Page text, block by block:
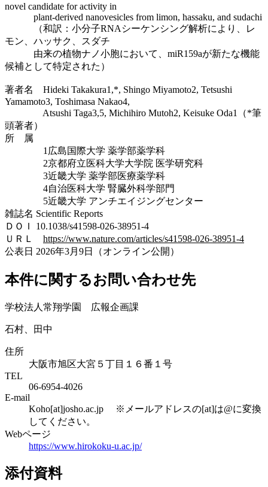
novel candidate for activity in
plant-derived nanovesicles from limon, hassaku, and sudachi
（和訳：小分子RNAシーケンシング解析により、レ
モン、ハッサク、スダチ
由来の植物ナノ小胞において、miR159aが新たな機能
候補として特定された）
著者名 Hideki Takakura1,*, Shingo Miyamoto2, Tetsushi
Yamamoto3, Toshimasa Nakao4,
Atsushi Taga3,5, Michihiro Mutoh2, Keisuke Oda1（*筆
頭著者）
所 属
1広島国際大学 薬学部薬学科
2京都府立医科大学大学院 医学研究科
3近畿大学 薬学部医療薬学科
4自治医科大学 腎臓外科学部門
5近畿大学 アンチエイジングセンター
雑誌名 Scientific Reports
ＤＯＩ 10.1038/s41598-026-38951-4
ＵＲＬ https://www.nature.com/articles/s41598-026-38951-4
公表日 2026年3月9日（オンライン公開）
本件に関するお問い合わせ先
学校法人常翔学園 広報企画課
石村、田中
住所
大阪市旭区大宮５丁目１６番１号
TEL
06-6954-4026
E-mail
Koho[at]josho.ac.jp ※メールアドレスの[at]は@に変換
してください。
Webページ
https://www.hirokoku-u.ac.jp/
添付資料